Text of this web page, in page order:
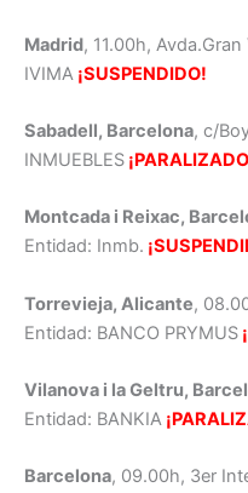
Madrid, 11.00h,
IVIMA ¡SUSPENDIDO!
Sabadell, Barcelona, c/
INMUEBLES
Montcada i Reixac,
Entidad: Inmb.
Torrevieja, Alicante,
Entidad: BANCO PRYMUS
Vilanova i la Geltru,
Entidad: BANKIA
Barcelona, 09.00h, 3er